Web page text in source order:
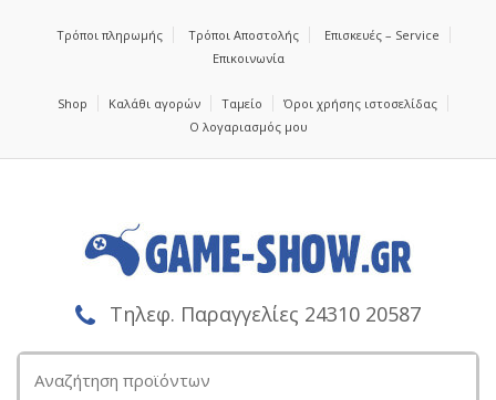
Τρόποι πληρωμής Τρόποι Αποστολής
Επισκευές – Service
Επικοινωνία
Shop Καλάθι αγορών Ταμείο
Όροι χρήσης ιστοσελίδας
Ο λογαριασμός μου
Τηλεφ. Παραγγελίες 24310 20587
για: